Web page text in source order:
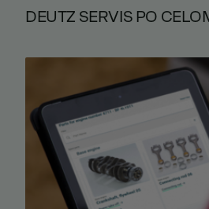
DEUTZ SERVIS PO